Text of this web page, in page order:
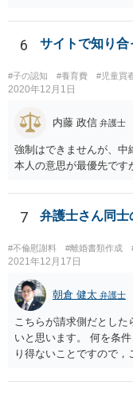
うに合意書を取り交わ
わし、その中で精算条
6 サイトで知り
#子の認知 #養育費 #児童買
2020年12月1日
内藤 政信 弁護士
強制はできませんが、中
本人の意思が最優先です
7 弁護士さん同士
#不倫慰謝料 #離婚書類作成
2021年12月17日
朝倉 健太 弁護士
こちらが請求側だとし
いと思います。 何を条
り得ないことですので
せずに続いていることも